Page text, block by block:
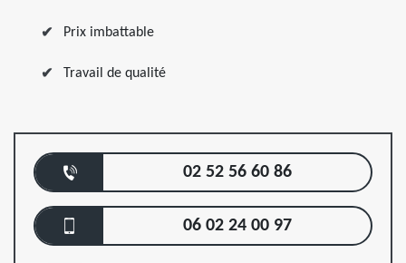
Prix imbattable
Travail de qualité
02 52 56 60 86
06 02 24 00 97